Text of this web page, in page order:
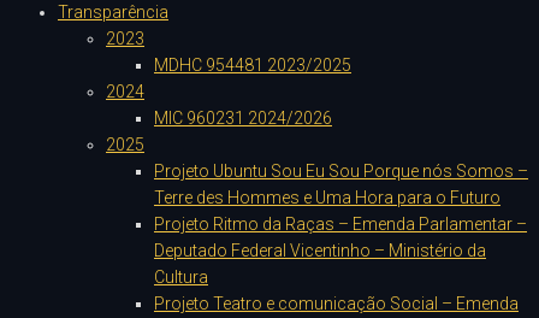
Transparência
2023
MDHC 954481 2023/2025
2024
MIC 960231 2024/2026
2025
Projeto Ubuntu Sou Eu Sou Porque nós Somos –
Terre des Hommes e Uma Hora para o Futuro
Projeto Ritmo da Raças – Emenda Parlamentar –
Deputado Federal Vicentinho – Ministério da
Cultura
Projeto Teatro e comunicação Social – Emenda